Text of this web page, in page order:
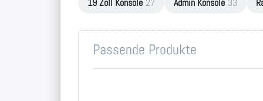
19 Zoll Konsole 27 Admin Konsole 33
Passende Produkte